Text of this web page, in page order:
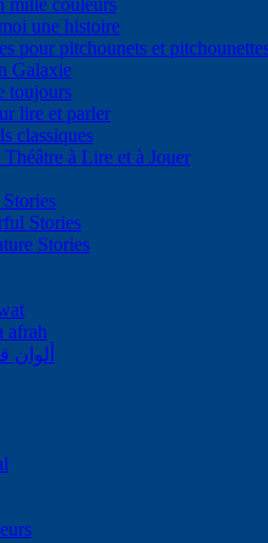
mille couleurs
une histoire
pour pitchounets et
Galaxie
toujours
lire et parler
classiques
Théâtre à Lire et à Jouer
Stories
Stories
afrah